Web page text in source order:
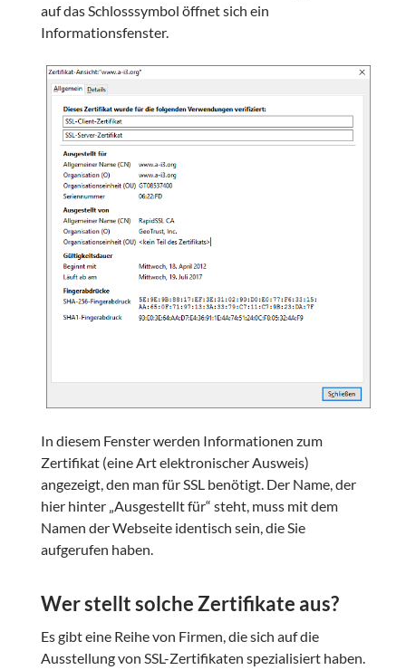
auf das Schlosssymbol öffnet sich ein
Informationsfenster.
In diesem Fenster werden Informationen zum
Zertifikat (eine Art elektronischer Ausweis)
angezeigt, den man für SSL benötigt. Der Name, der
hier hinter „Ausgestellt für“ steht, muss mit dem
Namen der Webseite identisch sein, die Sie
aufgerufen haben.
Wer stellt solche Zertifikate aus?
Es gibt eine Reihe von Firmen, die sich auf die
Ausstellung von SSL-Zertifikaten spezialisiert haben.